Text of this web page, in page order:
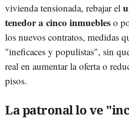
vivienda tensionada, rebajar el
tenedor a cinco inmuebles o
los nuevos contratos, medidas
"ineficaces y populistas", sin
real en aumentar la oferta o
pisos.
La patronal lo ve